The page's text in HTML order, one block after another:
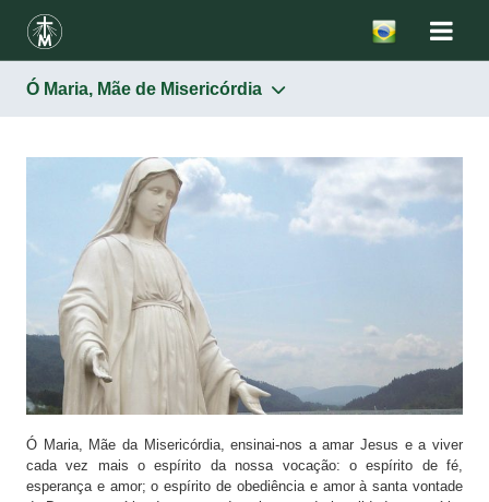
Ó Maria, Mãe de Misericórdia
Terço de Nossa Senhora Mãe da Misericórdia
Ó Maria, Mãe de Misericórdia
Oração à Imaculada Mãe da Misericórdia
Lembrai-vos, ó misericordiosíssima Virgem Maria
Rosário
Ladainha de Nossa Senhora – Lauretana
Orações a Santa Ir. Faustina
Ó Maria, Mãe da Misericórdia, ensinai-nos a amar Jesus e a viver
cada vez mais o espírito da nossa vocação: o espírito de fé,
esperança e amor; o espírito de obediência e amor à santa vontade